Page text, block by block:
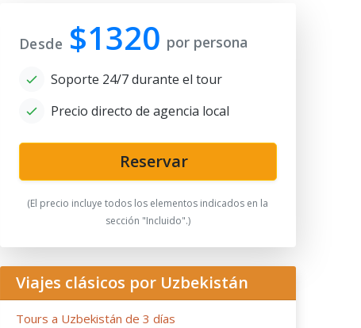
Muhammad Rakhim-Khan Madrasah
Desde $1320 por persona
Soporte 24/7 durante el tour
Precio directo de agencia local
Reservar
(El precio incluye todos los elementos indicados en la
sección "Incluido".)
Viajes clásicos por Uzbekistán
Tours a Uzbekistán de 3 días